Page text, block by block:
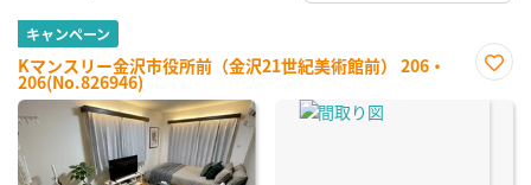
キャンペーン
Kマンスリー金沢市役所前（金沢21世紀美術館前） 206・
206(No.826946)
に入